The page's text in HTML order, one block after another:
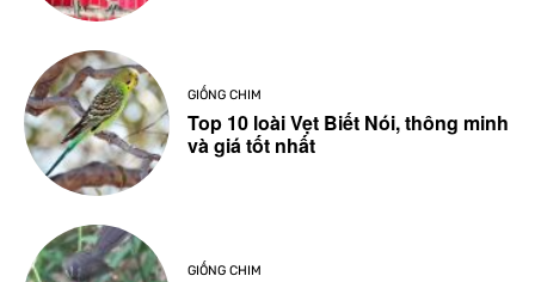
GIỐNG CHIM
Top 10 loài Vẹt Biết Nói, thông minh
và giá tốt nhất
GIỐNG CHIM